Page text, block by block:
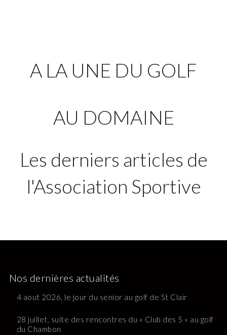
A LA UNE DU GOLF
AU DOMAINE
Les derniers articles de
l'Association Sportive
Nos dernières actualités
4 aout 2026, le jour du senior au golf de St Clair
28 juillet, suite des rencontres du « Club des 5 » au golf
du Chambon